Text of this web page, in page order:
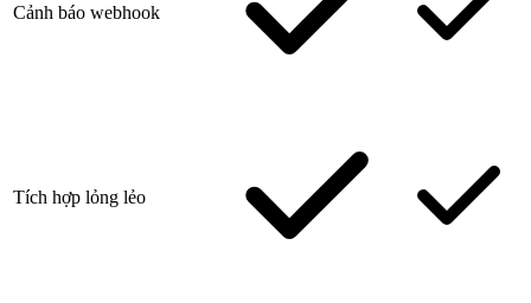
Cảnh báo webhook
Tích hợp lỏng lẻo